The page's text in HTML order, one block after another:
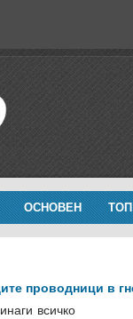
ОСНОВЕН
проводници в
всичко